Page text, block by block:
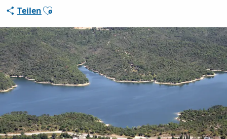
AUFENTHALT
TeilenAjouter aux favoris